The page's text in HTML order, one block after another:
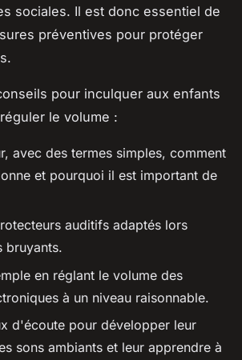
sociales. Il est donc essentiel de
préventives pour protéger
pour inculquer aux enfants
le volume :
avec des termes simples, comment
et pourquoi il est important de
auditifs adaptés lors
bruyants.
en réglant le volume des
à un niveau raisonnable.
d'écoute pour développer leur
sons ambiants et leur apprendre à